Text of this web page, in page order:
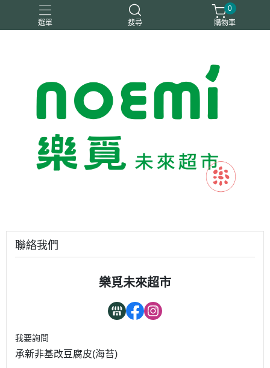
選單 搜尋
0
購物車
聯絡我們
樂覓未來超市
我要詢問
承新非基改豆腐皮(海苔)